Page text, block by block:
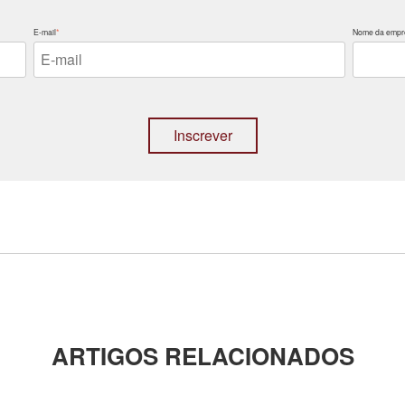
E-mail* Nome da
ARTIGOS RELACIONADOS